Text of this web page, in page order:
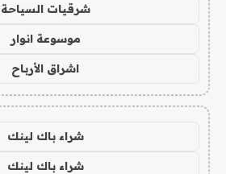
شرقيات السياحة
موسوعة انوار
اشراق الأرباح
شراء باك لينك
شراء باك لينك